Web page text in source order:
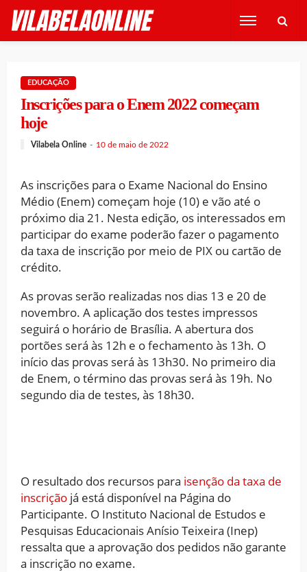
EDUCAÇÃO
Inscrições para o Enem 2022 começam
hoje
Vilabela Online 10 de maio de 2022
As inscrições para o Exame Nacional do Ensino
Médio (Enem) começam hoje (10) e vão até o
próximo dia 21. Nesta edição, os interessados em
participar do exame poderão fazer o pagamento
da taxa de inscrição por meio de PIX ou cartão de
crédito.
As provas serão realizadas nos dias 13 e 20 de
novembro. A aplicação dos testes impressos
seguirá o horário de Brasília. A abertura dos
portões será às 12h e o fechamento às 13h. O
início das provas será às 13h30. No primeiro dia
de Enem, o término das provas será às 19h. No
segundo dia de testes, às 18h30.
O resultado dos recursos para isenção da taxa de
inscrição já está disponível na Página do
Participante. O Instituto Nacional de Estudos e
Pesquisas Educacionais Anísio Teixeira (Inep)
ressalta que a aprovação dos pedidos não garante
a inscrição no exame.